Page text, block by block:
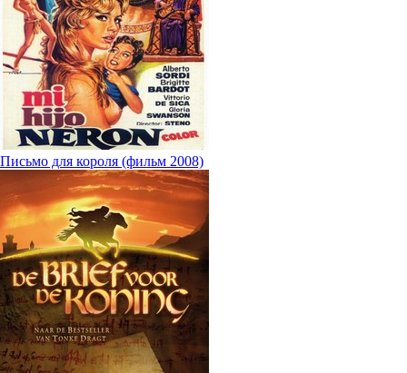
Письмо для короля (фильм 2008)